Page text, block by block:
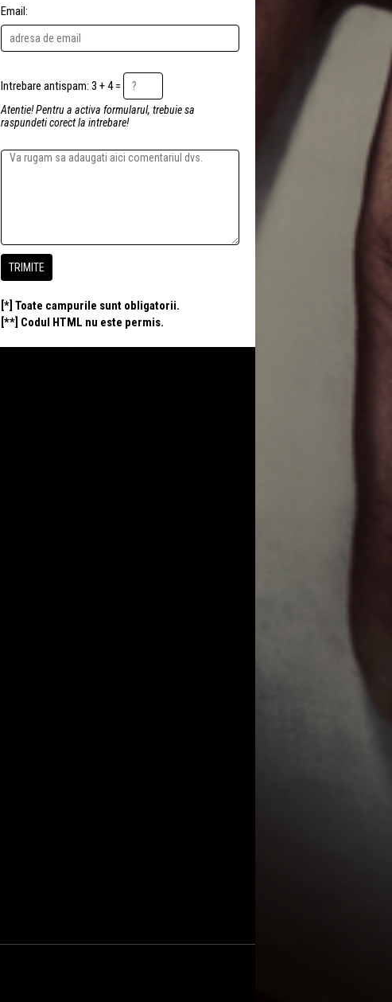
Email:
Intrebare antispam: 3 + 4 =
Atentie! Pentru a activa formularul, trebuie sa
raspundeti corect la intrebare!
[*] Toate campurile sunt obligatorii.
[**] Codul HTML nu este permis.